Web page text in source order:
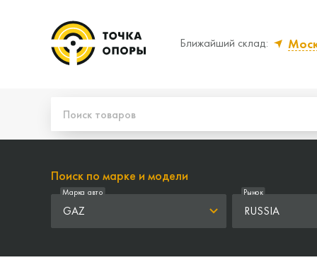
Ближайший склад:
Поиск по марке и модели
GAZ
Марка авто
RUSSIA
Рынок